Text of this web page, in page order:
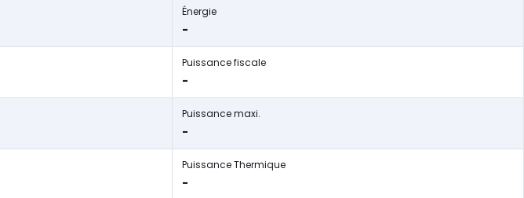
Énergie
-
Puissance fiscale
-
Puissance maxi.
-
Puissance Thermique
-